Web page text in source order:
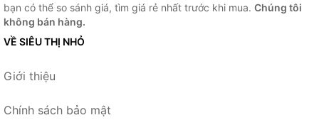
bạn có thể so sánh giá, tìm giá rẻ nhất trước khi mua. Chúng tôi
không bán hàng.
VỀ SIÊU THỊ NHỎ
Giới thiệu
Chính sách bảo mật